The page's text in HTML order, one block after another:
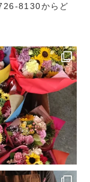
8130からど